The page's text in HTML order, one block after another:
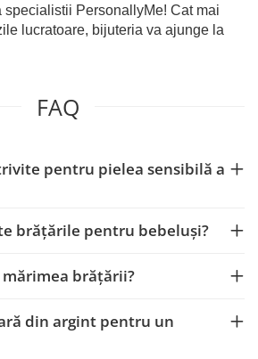
specialistii PersonallyMe! Cat mai
lucratoare, bijuteria va ajunge la
FAQ
pentru pielea sensibilă a
brățările pentru bebeluși?
mărimea brățării?
din argint pentru un